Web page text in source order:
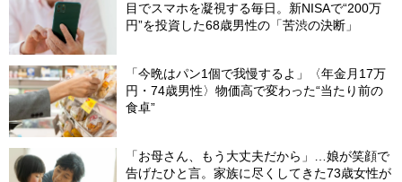
目でスマホを凝視する毎日。新NISAで“200万
円”を投資した68歳男性の「苦渋の決断」
「今晩はパン1個で我慢するよ」〈年金月17万
円・74歳男性〉物価高で変わった“当たり前の
食卓”
「お母さん、もう大丈夫だから」…娘が笑顔で
告げたひと言。家族に尽くしてきた73歳女性が